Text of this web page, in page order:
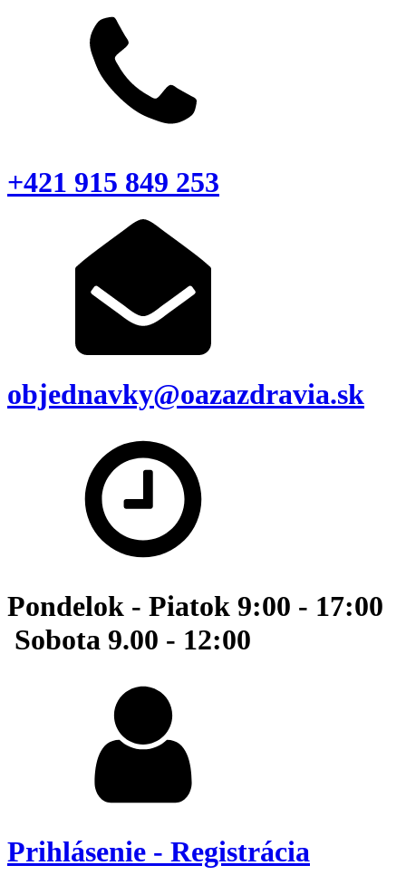
+421 915 849 253
objednavky@oazazdravia.sk
Pondelok - Piatok 9:00 - 17:00
Sobota 9.00 - 12:00
Prihlásenie - Registrácia